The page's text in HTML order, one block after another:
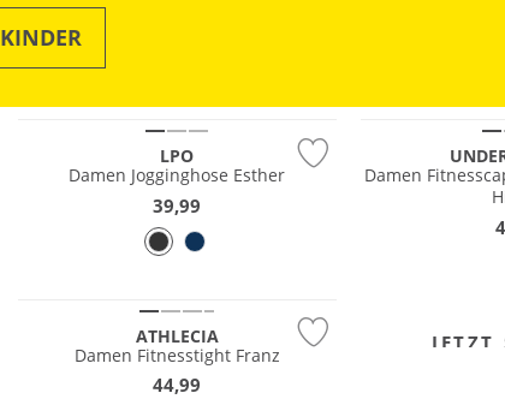
KINDER
LPO
Damen Jogginghose Esther
39,99
Damen
ATHLECIA
Damen Fitnesstight Franz
44,99
JETZT